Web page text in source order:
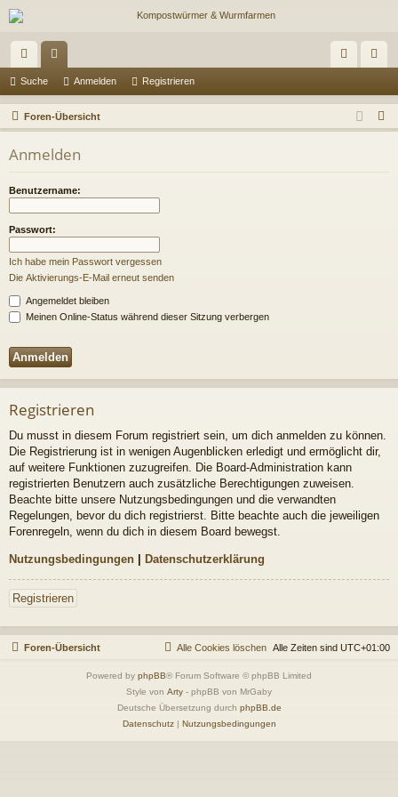
ch
ne
llz
ug
riff
en m
el
ist
rie
Suche Anmelden Registrieren
Foren-Übersicht
u
Anmelden
Benutzername:
Passwort:
Ich habe mein Passwort vergessen
Die Aktivierungs-E-Mail erneut senden
Angemeldet bleiben
Meinen Online-Status während dieser Sitzung verbergen
Registrieren
Du musst in diesem Forum registriert sein, um dich anmelden zu können.
Die Registrierung ist in wenigen Augenblicken erledigt und ermöglicht dir,
auf weitere Funktionen zuzugreifen. Die Board-Administration kann
registrierten Benutzern auch zusätzliche Berechtigungen zuweisen.
Beachte bitte unsere Nutzungsbedingungen und die verwandten
Regelungen, bevor du dich registrierst. Bitte beachte auch die jeweiligen
Forenregeln, wenn du dich in diesem Board bewegst.
Nutzungsbedingungen | Datenschutzerklärung
Registrieren
Foren-Übersicht Alle Zeiten sind UTC+01:00
Alle Cookies löschen
Powered by phpBB® Forum Software © phpBB Limited
Style von Arty - phpBB von MrGaby
Deutsche Übersetzung durch phpBB.de
Datenschutz| Nutzungsbedingungen